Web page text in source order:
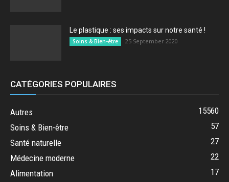
Le plastique : ses impacts sur notre santé !
Soins & Bien-être 25 September 2020
CATÉGORIES POPULAIRES
Autres
15560
Soins & Bien-être
57
Santé naturelle
27
Médecine moderne
22
Alimentation
17